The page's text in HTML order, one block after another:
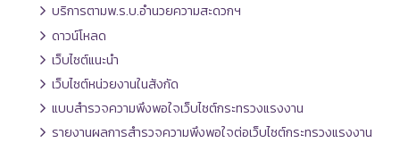
บริการตามพ.ร.บ.อำนวยความสะดวกฯ
ดาวน์โหลด
เว็บไซต์แนะนำ
เว็บไซต์หน่วยงานในสังกัด
แบบสำรวจความพึงพอใจเว็บไซต์กระทรวงแรงงาน
รายงานผลการสำรวจความพึงพอใจต่อเว็บไซต์กระทรวงแรงงาน